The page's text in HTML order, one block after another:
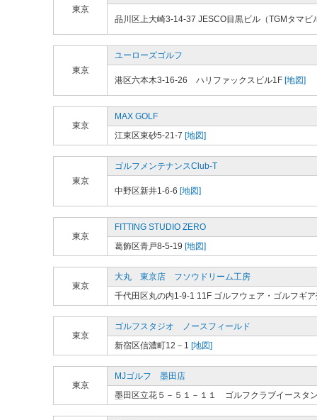
東京
品川区上大崎3-14-37 JESCO目黒ビル（TGMタマビ
東京
ユーローズゴルフ
港区六本木3-16-26 ハリファックスビル1F [地図]
東京
MAX GOLF
江東区東砂5-21-7 [地図]
東京
ゴルフメンテナンスClub-T
中野区新井1-6-6 [地図]
東京
FITTING STUDIO ZERO
葛飾区青戸8-5-19 [地図]
東京
大丸 東京店 フソウドリーム工房
千代田区丸の内1-9-1 11F ゴルフウェア・ゴルフギ
東京
ゴルフスタジオ ノースフィールド
新宿区信濃町12－1 [地図]
東京
MJゴルフ 墨田店
墨田区立花５－５１－１１ ゴルフクラブイースタ